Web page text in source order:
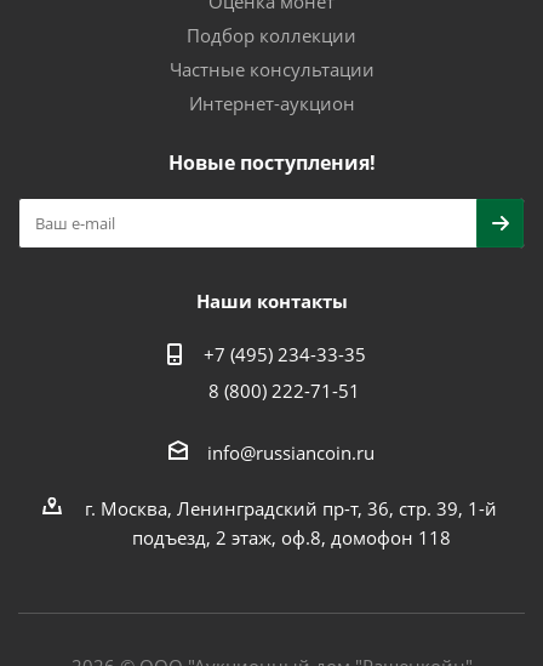
Подбор коллекции
Частные консультации
Интернет-аукцион
Новые поступления!
Наши контакты
+7 (495) 234-33-35
8 (800) 222-71-51
info@russiancoin.ru
г. Москва, Ленинградский пр-т, 36, стр. 39, 1-й
подъезд, 2 этаж, оф.8, домофон 118